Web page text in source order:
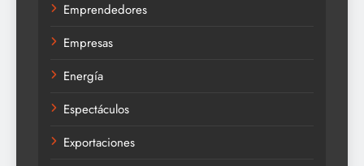
Emprendedores
Empresas
Energía
Espectáculos
Exportaciones